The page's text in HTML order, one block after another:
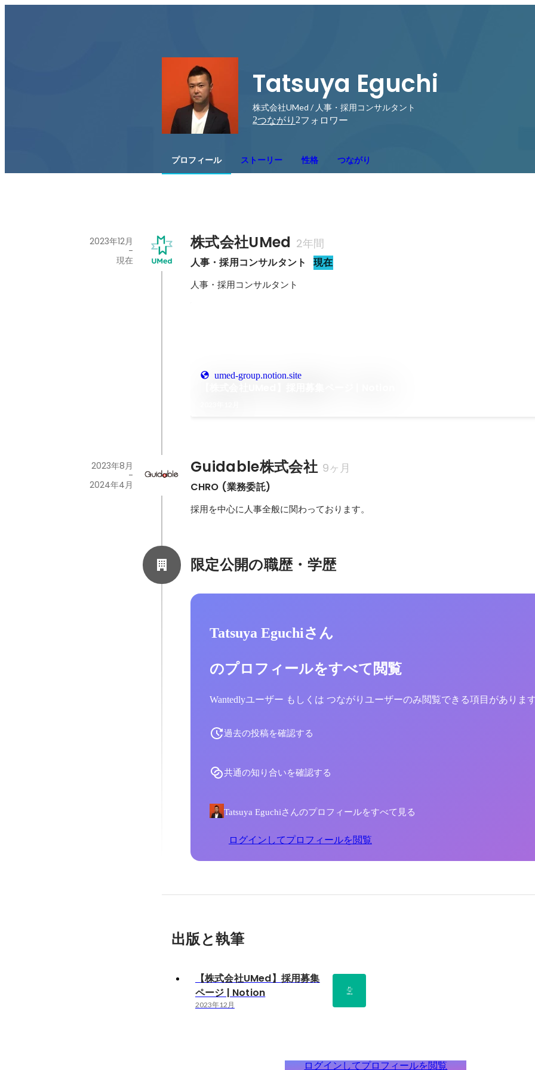
Tatsuya Eguchi
株式会社UMed / 人事・採用コンサルタント
2つながり 2フォロワー
プロフィール ストーリー 性格 つながり
株式会社UMed 2年間
人事・採用コンサルタント 現在
2023年12月
-
現在
人事・採用コンサルタント
umed-group.notion.site
Guidable株式会社 9ヶ月
CHRO (業務委託)
2023年8月
-
2024年4月
採用を中心に人事全般に関わっております。
限定公開の職歴・学歴
Tatsuya Eguchiさん
のプロフィールをすべて閲覧
Wantedlyユーザー もしくは つながりユーザーのみ閲覧できる項目がありま
過去の投稿を確認する
共通の知り合いを確認する
Tatsuya Eguchiさんのプロフィールをすべて見る
ログインしてプロフィールを閲覧
出版と執筆
【株式会社UMed】採用募集
ページ | Notion
2023年12月
ログインしてプロフィールを閲覧